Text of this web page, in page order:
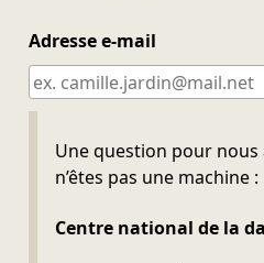
Adresse e-mail
Une question pour nous
n’êtes pas une machine :
Centre national de la
Ne pas remplir